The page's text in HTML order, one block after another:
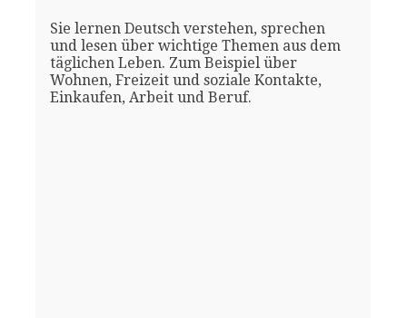
Sie lernen Deutsch verstehen, sprechen
und lesen über wichtige Themen aus dem
täglichen Leben. Zum Beispiel über
Wohnen, Freizeit und soziale Kontakte,
Einkaufen, Arbeit und Beruf.